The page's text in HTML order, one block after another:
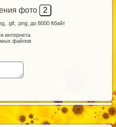
фото
.gif, .png, до 8000 Кбайт
интернета
файлов